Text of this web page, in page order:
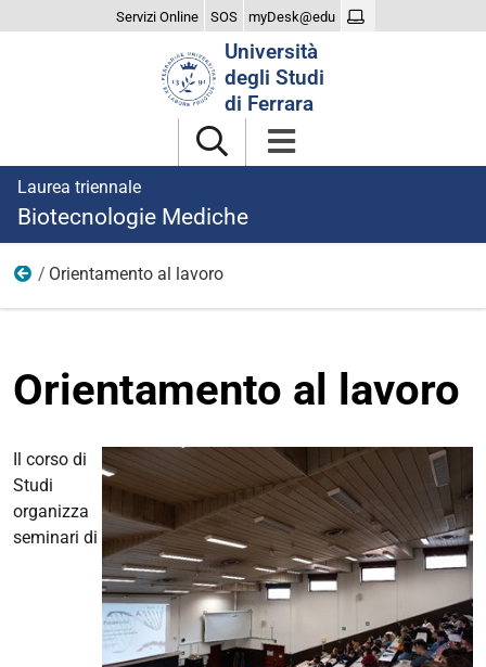
Servizi Online SOS myDesk@edu
Università
degli Studi
di Ferrara
Laurea triennale
Biotecnologie Mediche
Verso il mondo del lavoro
Orientamento al lavoro
Orientamento al lavoro
Il corso di
Studi
organizza
seminari di